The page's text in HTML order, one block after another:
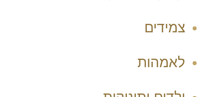
צמידים
לאמהות